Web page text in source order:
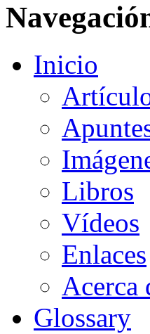
Inicio
Libros
Vídeos
Enlaces
Acerca
Glossary